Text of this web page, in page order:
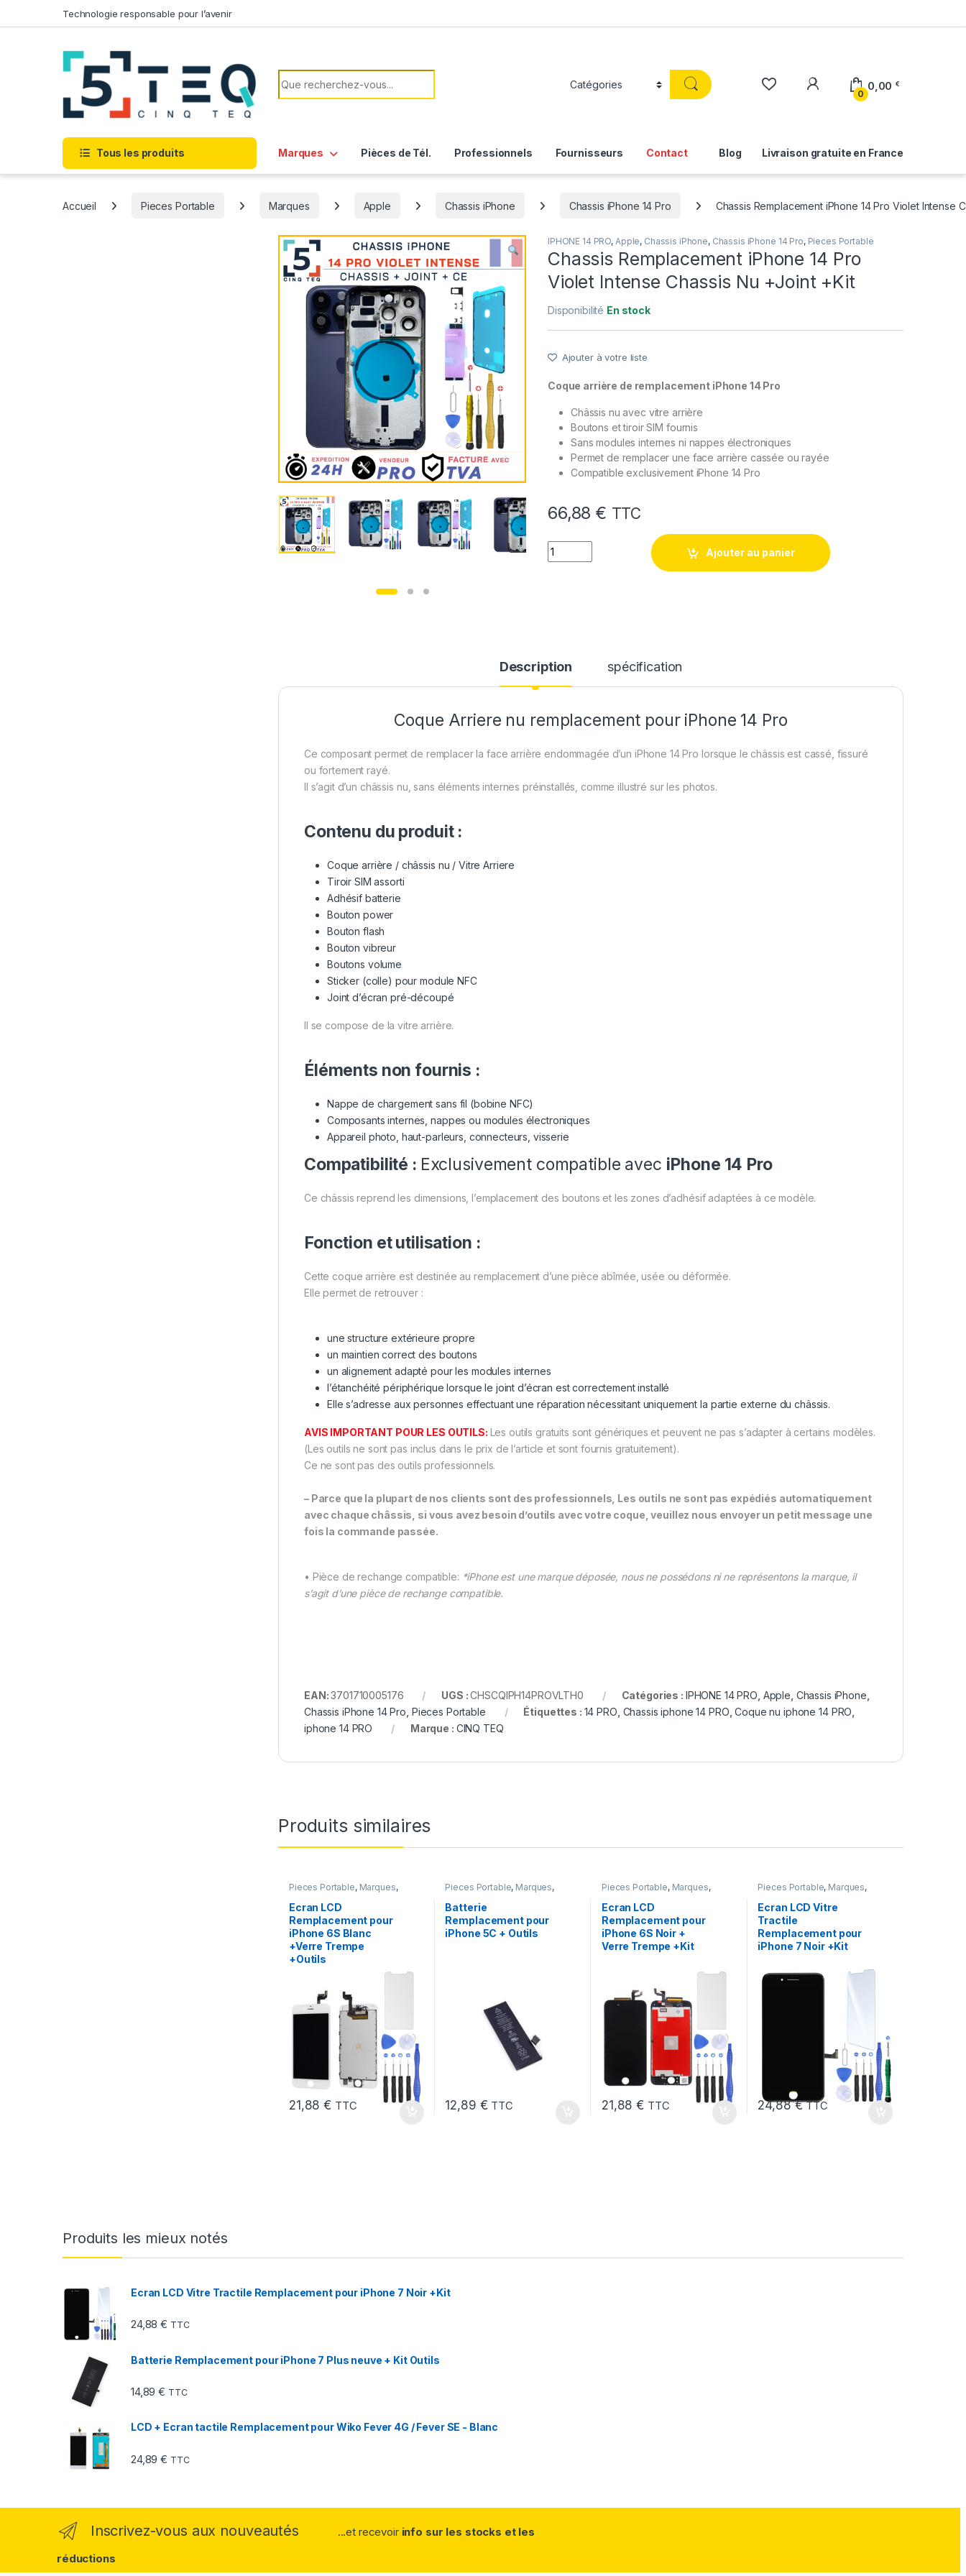
Technologie responsable pour l’avenir
Rechercher:
0
0,00 €
Tous les produits Marques Pièces de Tél. Professionnels Fournisseurs Contact Livraison gratuite en France
Blog
Accueil Pieces Portable Marques Apple Chassis iPhone Chassis iPhone 14 Pro Chassis Remplacement iPhone 14 Pro Violet Intense
IPHONE 14 PRO, Apple, Chassis iPhone, Chassis iPhone 14 Pro, Pieces Portable
Chassis Remplacement iPhone 14 Pro
Violet Intense Chassis Nu +Joint +Kit
Disponibilité En stock
Ajouter à votre liste
Coque arrière de remplacement iPhone 14 Pro
Châssis nu avec vitre arrière
Boutons et tiroir SIM fournis
Sans modules internes ni nappes électroniques
Permet de remplacer une face arrière cassée ou rayée
Compatible exclusivement iPhone 14 Pro
66,88 € TTC
quantité de Chassis Remplacement iPhone 14 Pro Violet Intense Chassis Nu
Ajouter au panier
Description spécification
Coque Arriere nu remplacement pour iPhone 14 Pro
Ce composant permet de remplacer la face arrière endommagée d’un iPhone 14 Pro lorsque le châssis est cassé, fissuré
ou fortement rayé.
Il s’agit d’un châssis nu, sans éléments internes préinstallés, comme illustré sur les photos.
Contenu du produit :
Coque arrière / châssis nu / Vitre Arriere
Tiroir SIM assorti
Adhésif batterie
Bouton power
Bouton flash
Bouton vibreur
Boutons volume
Sticker (colle) pour module NFC
Joint d’écran pré-découpé
Il se compose de la vitre arrière.
Éléments non fournis :
Nappe de chargement sans fil (bobine NFC)
Composants internes, nappes ou modules électroniques
Appareil photo, haut-parleurs, connecteurs, visserie
Compatibilité : Exclusivement compatible avec iPhone 14 Pro
Ce châssis reprend les dimensions, l’emplacement des boutons et les zones d’adhésif adaptées à ce modèle.
Fonction et utilisation :
Cette coque arrière est destinée au remplacement d’une pièce abîmée, usée ou déformée.
Elle permet de retrouver :
une structure extérieure propre
un maintien correct des boutons
un alignement adapté pour les modules internes
l’étanchéité périphérique lorsque le joint d’écran est correctement installé
Elle s’adresse aux personnes effectuant une réparation nécessitant uniquement la partie externe du châssis.
AVIS IMPORTANT POUR LES OUTILS: Les outils gratuits sont génériques et peuvent ne pas s’adapter à certains modèles.
(Les outils ne sont pas inclus dans le prix de l’article et sont fournis gratuitement).
Ce ne sont pas des outils professionnels.
– Parce que la plupart de nos clients sont des professionnels, Les outils ne sont pas expédiés automatiquement
avec chaque châssis, si vous avez besoin d’outils avec votre coque, veuillez nous envoyer un petit message une
fois la commande passée.
• Pièce de rechange compatible: *iPhone est une marque déposée, nous ne possédons ni ne représentons la marque, il
s’agit d’une pièce de rechange compatible.
EAN:3701710005176 UGS :CHSCQIPH14PROVLTH0 Catégories : IPHONE 14 PRO, Apple, Chassis iPhone,
Chassis iPhone 14 Pro, Pieces Portable Étiquettes : 14 PRO, Chassis iphone 14 PRO,Coque nu iphone 14 PRO,
iphone 14 PRO
Marque : CINQ TEQ
Produits similaires
Pieces Portable, Marques,
Ecran LCD
Remplacement pour
iPhone 6S Blanc
+Verre Trempe
+Outils
21,88€ TTC
Pieces Portable, Marques,
Batteries et
chargeurs
Batterie
Remplacement pour
iPhone 5C + Outils
12,89 € TTC
Pieces Portable, Marques,
Ecran LCD
Remplacement pour
iPhone 6S Noir +
Verre Trempe +Kit
21,88€ TTC
Pieces Portable, Marques,
Ecran LCD Vitre
Tractile
Remplacement pour
iPhone 7 Noir +Kit
24,88€ TTC
Produits les mieux notés
Ecran LCD Vitre Tractile Remplacement pour iPhone 7 Noir +Kit
24,88€ TTC
Batterie Remplacement pour iPhone 7 Plus neuve + Kit Outils
14,89€ TTC
LCD + Ecran tactile Remplacement pour Wiko Fever 4G / Fever SE - Blanc
24,89€ TTC
Inscrivez-vous aux nouveautés ...et recevoir info sur les stocks et les
réductions